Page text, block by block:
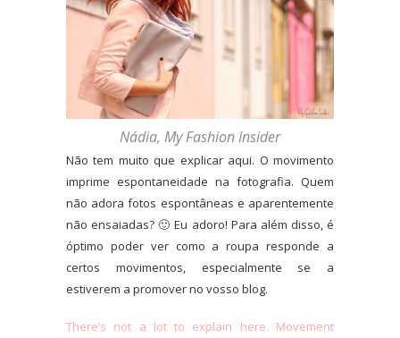
Nádia, My Fashion Insider
Não tem muito que explicar aqui. O movimento
imprime espontaneidade na fotografia. Quem
não adora fotos espontâneas e aparentemente
não ensaiadas? 🙂 Eu adoro! Para além disso, é
óptimo poder ver como a roupa responde a
certos movimentos, especialmente se a
estiverem a promover no vosso blog.
There’s not a lot to explain here. Movement